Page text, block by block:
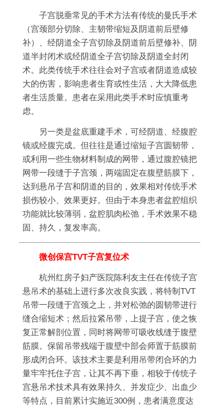
子宫脱垂常见的手术方法有传统的曼氏手术
（宫颈部分切除、主韧带缩短及阴道前后壁修
补）、经阴道全子宫切除及阴道前后壁修补、阴
道半封闭术或经阴道全子宫切除及阴道全封闭
术。此类传统手术往往会对子宫或者阴道造成较
大的伤害，影响患者生育或性生活，大大降低患
者生活质量。患者在采用此类手术时应慎重考
虑。
另一类是盆底重建手术，可经阴道、经腹腔
镜或经腹完成。但往往是通过缩短子宫圆韧带，
或利用一些生物材料制成的网带，通过腹腔镜把
网带一段缝于子宫颈，两端固定在腹壁筋膜下，
达到悬吊子宫和阴道的目的，效果相对传统手术
损伤较小、效果更好。但由于本身患者盆腔组织
功能就比较薄弱，盆腔肌肉松弛，手术效果不稳
固、持久，复发率高。
微创保宫TVT子宫复位术
杭州红房子妇产医院陈利友主任在传统子宫
悬吊术的基础上进行多次改良实践，将特制TVT
吊带一段缝于宫颈之上，并对松弛的圆韧带进行
缝合缩短术；然后拉紧吊带，上提子宫，使之恢
复正常解剖位置，同时将网带可吸收线缝于腹壁
筋膜。保留吊带残端于腹壁中部会师置于筋膜前
形成闭合环。该技术主要是利用吊带闭合环的力
量牢牢托住子宫，让其不再下垂，相较于传统子
宫悬吊术技术具有效果持久、并发症少、出血少
等特点，目前累计实施近300例，患者满意度达